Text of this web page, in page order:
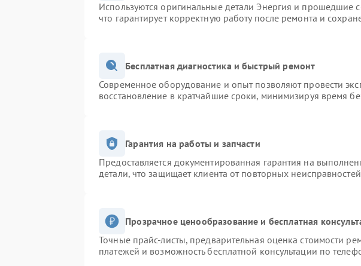
Используются оригинальные детали Энергия и прошедшие
что гарантирует корректную работу после ремонта и
Бесплатная диагностика и быстрый ремонт
Современное оборудование и опыт позволяют провести
восстановление в кратчайшие сроки, минимизируя время
Гарантия на работы и запчасти
Предоставляется документированная гарантия на
детали, что защищает клиента от повторных неисправностей
Прозрачное ценообразование и бесплатная
Точные прайс-листы, предварительная оценка стоимости
платежей и возможность бесплатной консультации по